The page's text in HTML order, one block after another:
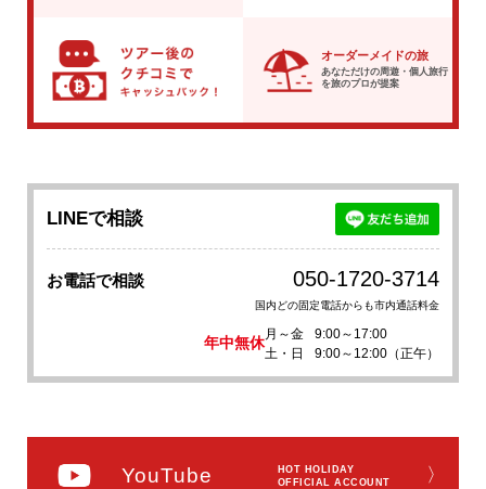
オーダーメイドの旅
あなただけの周遊・個人旅行
を旅のプロが提案
LINEで相談
お電話で相談 050-1720-3714
国内どの固定電話からも市内通話料金
年中無休
月～金
9:00～17:00
土・日
9:00～12:00（正午）
YouTube
HOT HOLIDAY
OFFICIAL ACCOUNT
〉